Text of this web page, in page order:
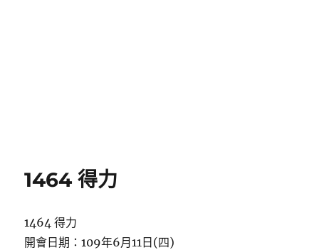
1464 得力
1464 得力
開會日期：109年6月11日(四)